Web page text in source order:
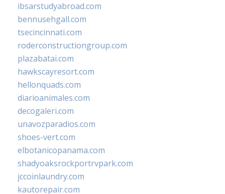
ibsarstudyabroad.com
bennusehgall.com
tsecincinnati.com
roderconstructiongroup.com
plazabatai.com
hawkscayresort.com
hellonquads.com
diarioanimales.com
decogaleri.com
unavozparadios.com
shoes-vert.com
elbotanicopanama.com
shadyoaksrockportrvpark.com
jccoinlaundry.com
kautorepair.com